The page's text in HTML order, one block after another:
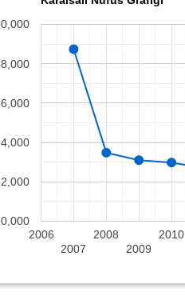
2006
2007
2008
2009
2010